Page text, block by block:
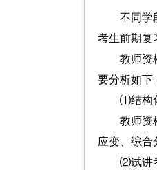
不同学
考生前期复
教师资
要分析如下
⑴结构
教师资
应变、综合
⑵试讲